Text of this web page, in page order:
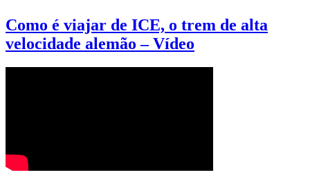
Como é viajar de ICE, o trem de alta
velocidade alemão – Vídeo